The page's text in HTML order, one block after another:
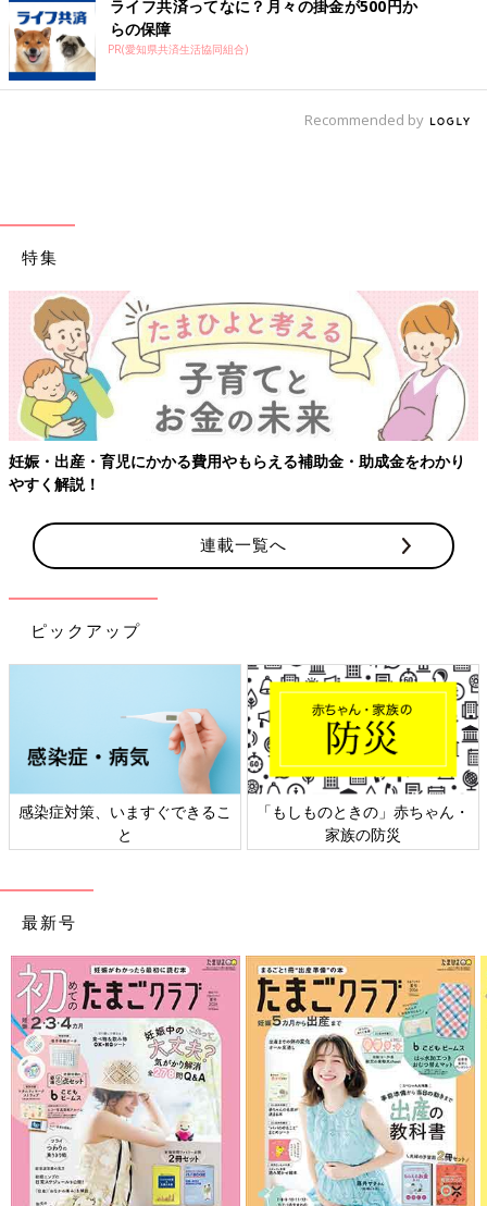
ライフ共済ってなに？月々の掛金が500円か
らの保障
PR(愛知県共済生活協同組合)
Recommended by
特集
妊娠・出産・育児にかかる費用やもらえる補助金・助成金をわかり
やすく解説！
連載一覧へ
ピックアップ
感染症対策、いますぐできるこ
と
「もしものときの」赤ちゃん・
家族の防災
最新号